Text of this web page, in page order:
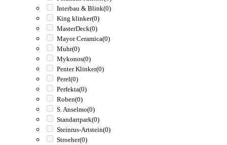
Interbau & Blink(0)
King klinker(0)
MasterDeck(0)
Mayor Ceramica(0)
Muhr(0)
Mykonos(0)
Penter Klinker(0)
Perel(0)
Perfekta(0)
Roben(0)
S. Anselmo(0)
Standartpark(0)
Steinrus-Artstein(0)
Stroeher(0)